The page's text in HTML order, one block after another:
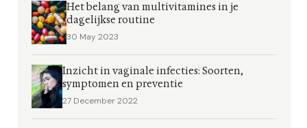
Het belang van multivitamines in je
dagelijkse routine
30 May 2023
Inzicht in vaginale infecties: Soorten,
symptomen en preventie
27 December 2022